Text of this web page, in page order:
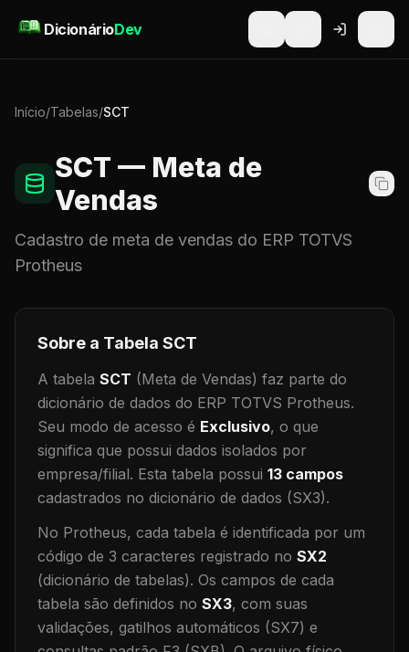
DicionárioDev
Início/Tabelas/SCT
SCT — Meta de
Vendas
Cadastro de meta de vendas do ERP TOTVS
Protheus
Sobre a Tabela SCT
A tabela SCT (Meta de Vendas) faz parte do
dicionário de dados do ERP TOTVS Protheus.
Seu modo de acesso é Exclusivo, o que
significa que possui dados isolados por
empresa/filial. Esta tabela possui 13 campos
cadastrados no dicionário de dados (SX3).
No Protheus, cada tabela é identificada por um
código de 3 caracteres registrado no SX2
(dicionário de tabelas). Os campos de cada
tabela são definidos no SX3, com suas
validações, gatilhos automáticos (SX7) e